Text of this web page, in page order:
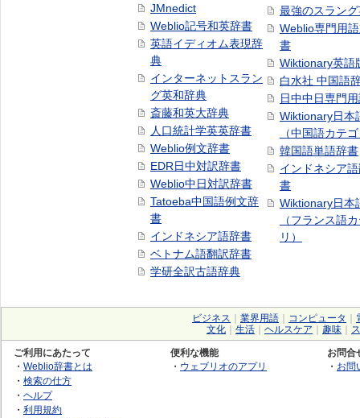
JMnedict
Weblio記号和英辞書
英語イディオム表現辞
典
インターネットスラン
グ英和辞典
斎藤和英大辞典
人口統計学英英辞書
Weblio例文辞書
EDR日中対訳辞書
Weblio中日対訳辞書
Tatoeba中国語例文辞
書
インドネシア語辞書
ベトナム語翻訳辞書
学研全訳古語辞典
最強のスラン
Weblio専門用
書
Wiktionary英語
白水社 中国語
日中中日専門
Wiktionary日本
（中国語カテ
韓国語単語辞書
インドネシア
書
Wiktionary日本
（フランス語
リ）
ビジネス 業界用語 コンピュータ
文化
生活 ヘルスケア 趣味
ご利用にあたって
・ Weblio辞書とは
・ 検索の仕方
・ ヘルプ
・ 利用規約
便利な機能
・ ウェブリオのアプリ
お問合
・ お問